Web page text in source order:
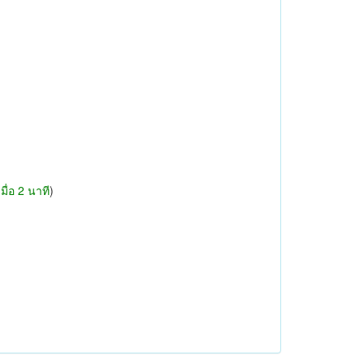
อ 2 นาที)